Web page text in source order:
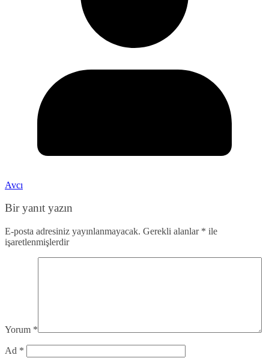
Avcı
Bir yanıt yazın
E-posta adresiniz yayınlanmayacak. Gerekli alanlar * ile
işaretlenmişlerdir
Yorum *
Ad *